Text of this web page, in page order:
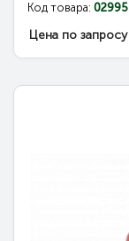
Код товара: 02995
Цена по запросу